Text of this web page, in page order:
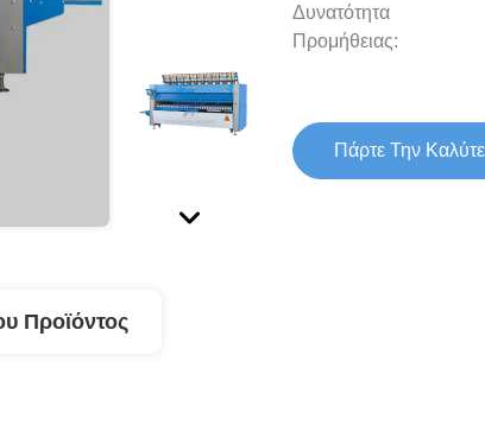
Δυνατότητα
Προμήθειας:
Πάρτε Την
Προϊόντος